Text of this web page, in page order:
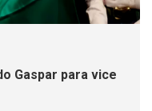
Gaspar para vice